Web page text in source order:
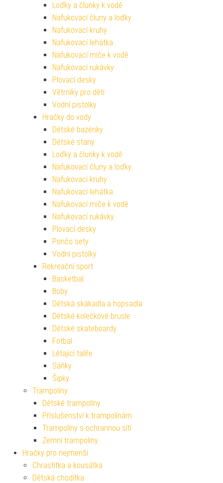
Loďky a člunky k vodě
Nafukovací čluny a loďky
Nafukovací kruhy
Nafukovací lehátka
Nafukovací míče k vodě
Nafukovací rukávky
Plovací desky
Větrníky pro děti
Vodní pistolky
Hračky do vody
Dětské bazénky
Dětské stany
Loďky a člunky k vodě
Nafukovací čluny a loďky
Nafukovací kruhy
Nafukovací lehátka
Nafukovací míče k vodě
Nafukovací rukávky
Plovací desky
Pončo sety
Vodní pistolky
Rekreační sport
Basketbal
Boby
Dětská skákadla a hopsadla
Dětské kolečkové brusle
Dětské skateboardy
Fotbal
Létající talíře
Sáňky
Šipky
Trampolíny
Dětské trampolíny
Příslušenství k trampolínám
Trampolíny s ochrannou sítí
Zemní trampolíny
Hračky pro nejmenší
Chrastítka a kousátka
Dětská chodítka